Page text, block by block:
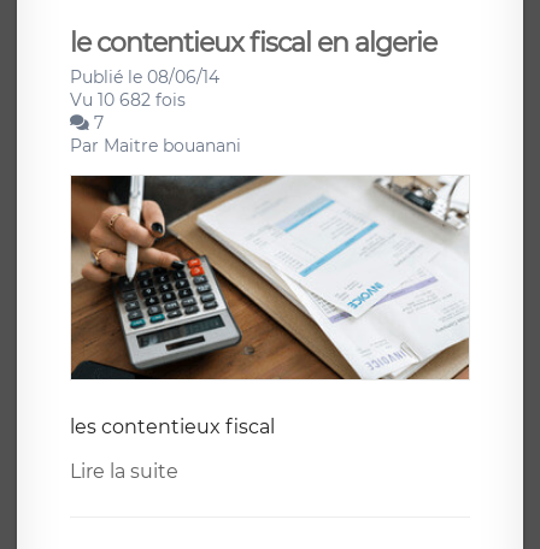
le contentieux fiscal en algerie
Publié le 08/06/14
Vu 10 682 fois
7
Par Maitre bouanani
les contentieux fiscal
Lire la suite